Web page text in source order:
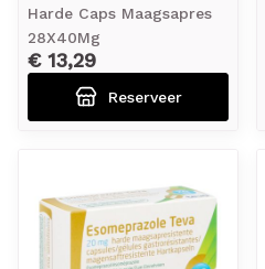
Harde Caps Maagsapres
28X40Mg
€ 13,29
Reserveer